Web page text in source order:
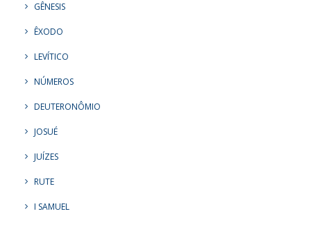
GÊNESIS
ÊXODO
LEVÍTICO
NÚMEROS
DEUTERONÔMIO
JOSUÉ
JUÍZES
RUTE
I SAMUEL